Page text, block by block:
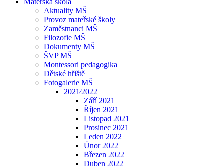
Mateřská škola
Aktuality MŠ
Provoz mateřské školy
Zaměstnanci MŠ
Filozofie MŠ
Dokumenty MŠ
ŠVP MŠ
Montessori pedagogika
Dětské hřiště
Fotogalerie MŠ
2021⁄2022
Září 2021
Říjen 2021
Listopad 2021
Prosinec 2021
Leden 2022
Únor 2022
Březen 2022
Duben 2022